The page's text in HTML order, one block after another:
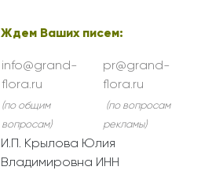
Ждем Ваших писем:
info@grand-
flora.ru
pr@grand-
flora.ru
(по общим
вопросам)
(по вопросам
рекламы)
И.П. Крылова Юлия
Владимировна ИНН